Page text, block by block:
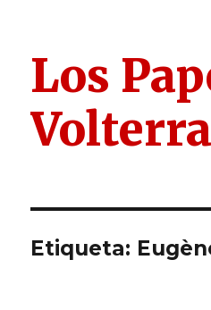
Los
Volterra
Etiqueta: